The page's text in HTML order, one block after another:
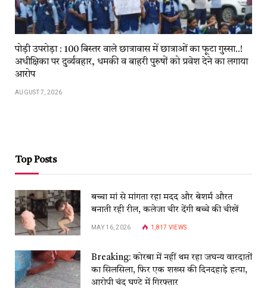
पोड़ी उपरोड़ा : 100 बिस्तर वाले छात्रावास में छात्राओं का फूटा गुस्सा..!
अधीक्षिका पर दुर्व्यवहार, धमकी व बाहरी पुरुषों को प्रवेश देने का लगाया
आरोप
AUGUST 7, 2026
Top Posts
बच्चा मां से मांगता रहा मदद और बेशर्म औरत
बनाती रही रील, कलेजा चीर देंगी बच्चे की चीखें
MAY 16, 2026 1,817 VIEWS
Breaking: कोरबा में नहीं थम रहा जघन्य वारदातों
का सिलसिला, फिर एक शख्स की दिनदहाड़े हत्या,
आरोपी चंद घण्टे में गिरफ्तार